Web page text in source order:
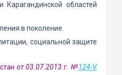
Карагандинской областей
в поколение.
социальной защите
от 03.07.2013 г. №124-V